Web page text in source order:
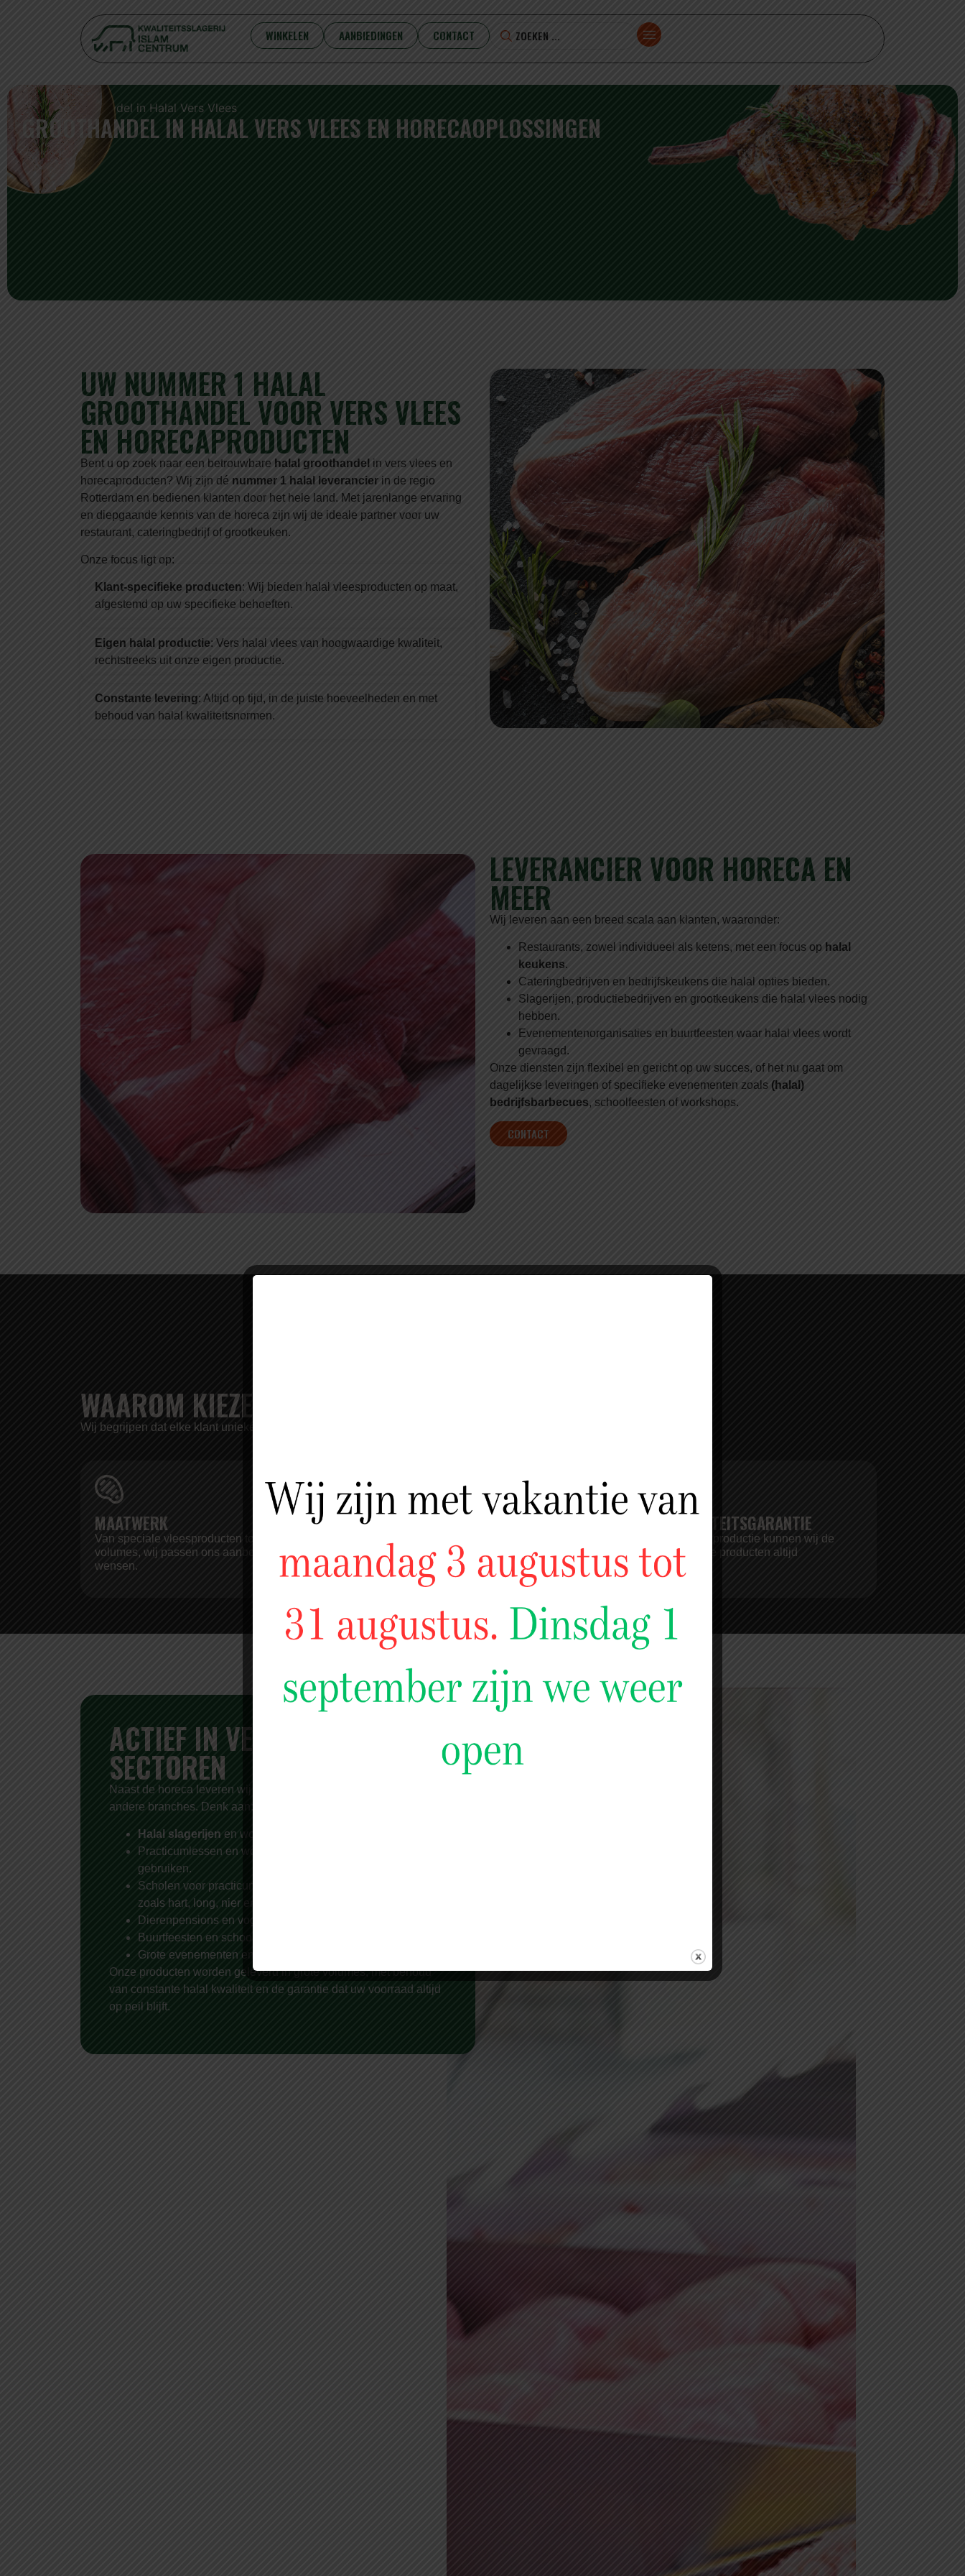
WINKELEN AANBIEDINGEN CONTACT
Home/ Groothandel in Halal Vers Vlees
GROOTHANDEL IN HALAL VERS VLEES EN HORECAOPLOSSINGEN
UW NUMMER 1 HALAL
GROOTHANDEL VOOR VERS VLEES
EN HORECAPRODUCTEN
Bent u op zoek naar een betrouwbare halal groothandel in vers vlees en
horecaproducten? Wij zijn dé nummer 1 halal leverancier in de regio
Rotterdam en bedienen klanten door het hele land. Met jarenlange ervaring
en diepgaande kennis van de horeca zijn wij de ideale partner voor uw
restaurant, cateringbedrijf of grootkeuken.
Onze focus ligt op:
Klant-specifieke producten: Wij bieden halal vleesproducten op maat,
afgestemd op uw specifieke behoeften.
Eigen halal productie: Vers halal vlees van hoogwaardige kwaliteit,
rechtstreeks uit onze eigen productie.
Constante levering: Altijd op tijd, in de juiste hoeveelheden en met
behoud van halal kwaliteitsnormen.
LEVERANCIER VOOR HORECA EN
MEER
Wij leveren aan een breed scala aan klanten, waaronder:
Restaurants, zowel individueel als ketens, met een focus op halal
keukens.
Cateringbedrijven en bedrijfskeukens die halal opties bieden.
Slagerijen, productiebedrijven en grootkeukens die halal vlees nodig
hebben.
Evenementenorganisaties en buurtfeesten waar halal vlees wordt
gevraagd.
Onze diensten zijn flexibel en gericht op uw succes, of het nu gaat om
dagelijkse leveringen of specifieke evenementen zoals (halal)
bedrijfsbarbecues, schoolfeesten of workshops.
CONTACT
WAAROM KIEZEN VOOR ONZE HALAL GROOTHANDEL?
Wij begrijpen dat elke klant unieke behoeften heeft. Daarom bieden wij:
MAATWERK
Van speciale vleesproducten tot grote
volumes, wij passen ons aanbod aan op uw
wensen.
UITSTEKENDE SERVICE
klaar om uw vragen te beantwoorden en u te
adviseren.
HALAL KWALITEITSGARANTIE
Door eigen halal productie kunnen wij de
kwaliteit van onze producten altijd
waarborgen.
ACTIEF IN VERSCHILLENDE
SECTOREN
Naast de horeca leveren wij halal vlees en producten aan diverse
andere branches. Denk aan:
Halal slagerijen en worstmakerijen.
Practicumlessen en workshopcentra die halal vlees
gebruiken.
Scholen voor practicumlessen biologie. Veelal organen
zoals hart, long, nier en hersenen.
Dierenpensions en vogelopvangcentra.
Buurtfeesten en schoolbarbecues met een halal menu.
Grote evenementen en halal productiediensten.
Onze producten worden geleverd in grote volumes, met behoud
van constante halal kwaliteit en de garantie dat uw voorraad altijd
op peil blijft.